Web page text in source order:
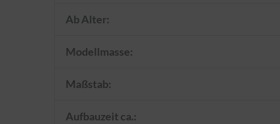
Ab Alter:
Modellmasse:
Maßstab:
Aufbauzeit ca.: